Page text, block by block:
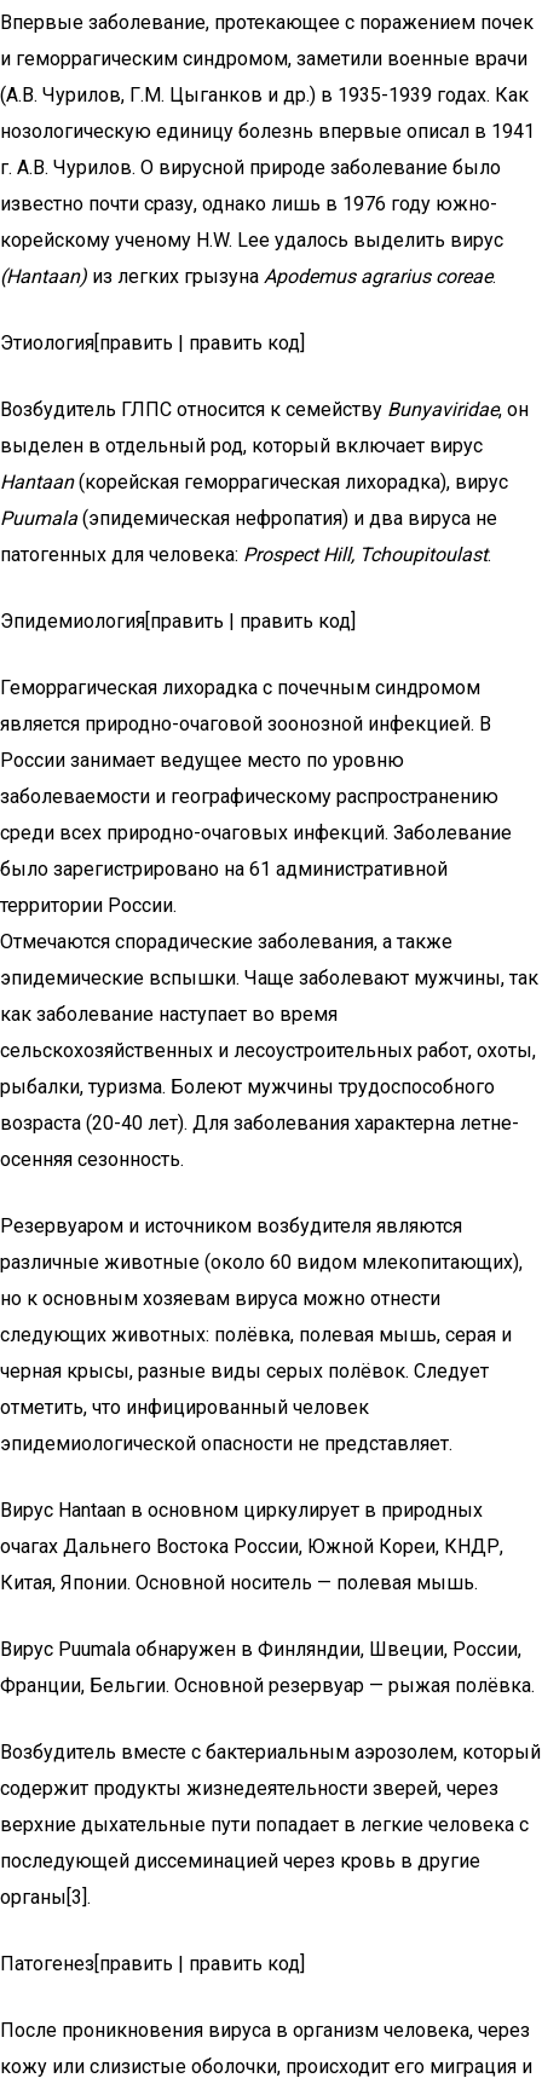
Впервые заболевание, протекающее с поражением почек
и геморрагическим синдромом, заметили военные врачи
(А.В. Чурилов, Г.М. Цыганков и др.) в 1935-1939 годах. Как
нозологическую единицу болезнь впервые описал в 1941
г. А.В. Чурилов. О вирусной природе заболевание было
известно почти сразу, однако лишь в 1976 году южно-
корейскому ученому H.W. Lee удалось выделить вирус
(Hantaan) из легких грызуна Apodemus agrarius coreae.
Этиология[править | править код]
Возбудитель ГЛПС относится к семейству Bunyaviridae, он
выделен в отдельный род, который включает вирус
Hantaan(корейская геморрагическая лихорадка), вирус
Puumala (эпидемическая нефропатия) и два вируса не
патогенных для человека: Prospect Hill, Tchoupitoulast.
Эпидемиология[править | править код]
Геморрагическая лихорадка с почечным синдромом
является природно-очаговой зоонозной инфекцией. В
России занимает ведущее место по уровню
заболеваемости и географическому распространению
среди всех природно-очаговых инфекций. Заболевание
было зарегистрировано на 61 административной
территории России.
Отмечаются спорадические заболевания, а также
эпидемические вспышки. Чаще заболевают мужчины, так
как заболевание наступает во время
сельскохозяйственных и лесоустроительных работ, охоты,
рыбалки, туризма. Болеют мужчины трудоспособного
возраста (20-40 лет). Для заболевания характерна летне-
осенняя сезонность.
Резервуаром и источником возбудителя являются
различные животные (около 60 видом млекопитающих),
но к основным хозяевам вируса можно отнести
следующих животных: полёвка, полевая мышь, серая и
черная крысы, разные виды серых полёвок. Следует
отметить, что инфицированный человек
эпидемиологической опасности не представляет.
Вирус Hantaan в основном циркулирует в природных
очагах Дальнего Востока России, Южной Кореи, КНДР,
Китая, Японии. Основной носитель — полевая мышь.
Вирус Puumala обнаружен в Финляндии, Швеции, России,
Франции, Бельгии. Основной резервуар — рыжая полёвка.
Возбудитель вместе с бактериальным аэрозолем, который
содержит продукты жизнедеятельности зверей, через
верхние дыхательные пути попадает в легкие человека с
последующей диссеминацией через кровь в другие
органы[3].
Патогенез[править | править код]
После проникновения вируса в организм человека, через
кожу или слизистые оболочки, происходит его миграция и